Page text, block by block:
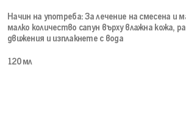
Начин на употреба: За лечение на смесена и
малко количество сапун върху влажна кожа,
движения и изплакнете с вода
120 мл